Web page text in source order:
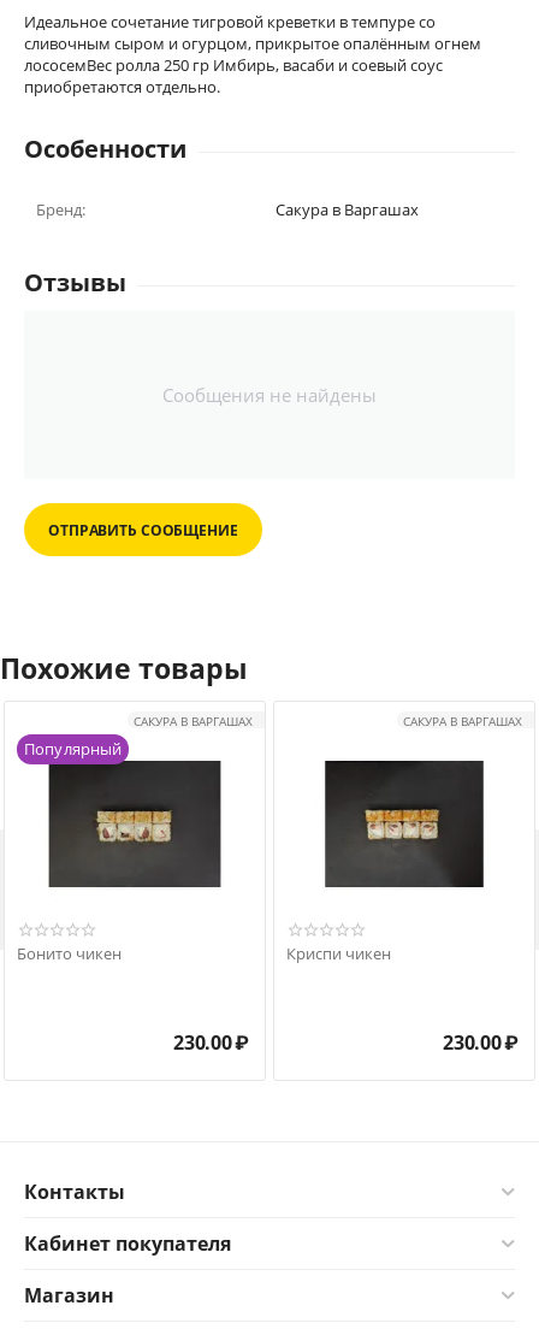
Идеальное сочетание тигровой креветки в темпуре со
сливочным сыром и огурцом, прикрытое опалённым огнем
лососемВес ролла 250 гр Имбирь, васаби и соевый соус
приобретаются отдельно.
Особенности
Бренд: Сакура в Варгашах
Отзывы
Сообщения не найдены
ОТПРАВИТЬ СООБЩЕНИЕ
Похожие товары
САКУРА В ВАРГАШАХ
Популярный
Бонито чикен
230.00₽
САКУРА В ВАРГАШАХ
Криспи чикен
230.00₽
Контакты
Кабинет покупателя
Магазин